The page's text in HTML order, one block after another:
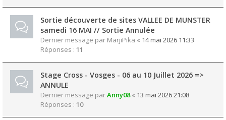
Sortie découverte de sites VALLEE DE MUNSTER
samedi 16 MAI // Sortie Annulée
Dernier message par MarjiPika « 14 mai 2026 11:33
Réponses : 11
Stage Cross - Vosges - 06 au 10 Juillet 2026 =>
ANNULE
Dernier message parAnny08« 13 mai 2026 21:08
Réponses : 10